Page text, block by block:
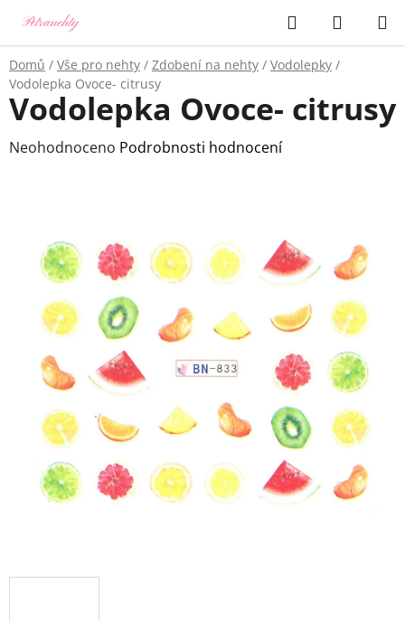
obsah
Hledat
KOŠÍK
Domů / Vše pro nehty / Zdobení na nehty / Vodolepky /
Vodolepka Ovoce- citrusy
Vodolepka Ovoce- citrusy
Průměrné
hvězdiček.
Neohodnoceno Podrobnosti hodnocení